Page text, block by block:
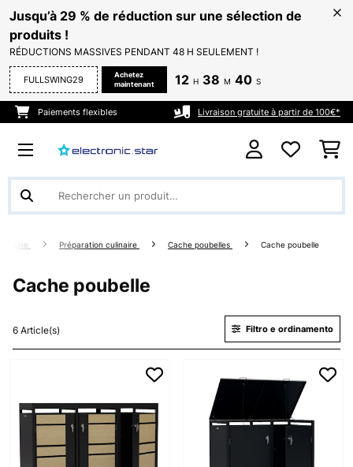
Jusqu’à 29 % de réduction sur une sélection de
produits !
RÉDUCTIONS MASSIVES PENDANT 48 H SEULEMENT !
FULLSWING29
Achetez
maintenant
12 H 38 M 40 S
Paiements flexibles Livraison gratuite à partir de 100€*
Préparation culinaire Cache poubelles Cache poubelle
Cache poubelle
6 Article(s) Filtro e ordinamento